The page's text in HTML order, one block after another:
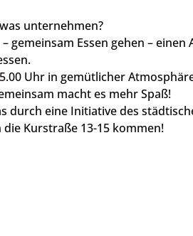
unternehmen?
gemeinsam Essen gehen –
Uhr in gemütlicher
macht es mehr Spaß!
durch eine Initiative des
Kurstraße 13-15 kommen!